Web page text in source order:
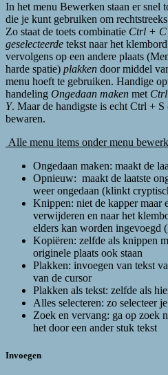
In het menu Bewerken staan er snel
die je kunt gebruiken om
Zo staat de toets combinatie Ctrl + C
geselecteerde tekst naar het
vervolgens op een andere plaats
harde spatie) plakken door middel
menu hoeft te gebruiken. Handige
handeling Ongedaan maken met
Y. Maar de handigste is echt Ctrl +
bewaren.
Alle menu items onder menu
Ongedaan maken: maakt de
Opnieuw: maakt de laatste
weer ongedaan (klinkt
Knippen: niet de kapper maar
verwijderen en naar het
elders kan worden ingevoegd
Kopiëren: zelfde als knippen
originele plaats ook staan
Plakken: invoegen van tekst
van de cursor
Plakken als tekst: zelfde als
Alles selecteren: zo selecteer
Zoek en vervang: ga op zoek
het door een ander stuk tekst
Invoegen